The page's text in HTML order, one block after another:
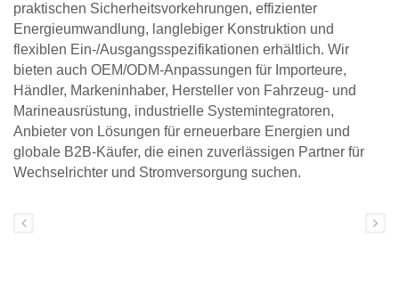
praktischen Sicherheitsvorkehrungen, effizienter
Energieumwandlung, langlebiger Konstruktion und
flexiblen Ein-/Ausgangsspezifikationen erhältlich. Wir
bieten auch OEM/ODM-Anpassungen für Importeure,
Händler, Markeninhaber, Hersteller von Fahrzeug- und
Marineausrüstung, industrielle Systemintegratoren,
Anbieter von Lösungen für erneuerbare Energien und
globale B2B-Käufer, die einen zuverlässigen Partner für
Wechselrichter und Stromversorgung suchen.